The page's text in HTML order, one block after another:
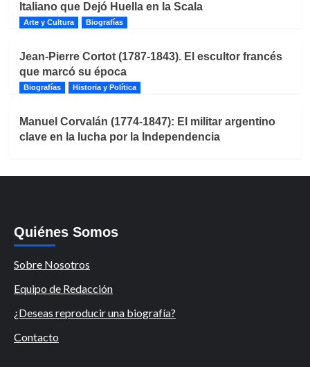
Italiano que Dejó Huella en la Scala
Arte y Cultura Biografías
Jean-Pierre Cortot (1787-1843). El escultor francés
que marcó su época
Biografías Historia y Política
Manuel Corvalán (1774-1847): El militar argentino
clave en la lucha por la Independencia
Quiénes Somos
Sobre Nosotros
Equipo de Redacción
¿Deseas reproducir una biografía?
Contacto